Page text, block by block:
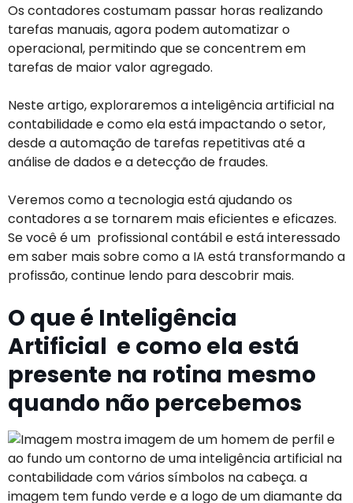
Os contadores costumam passar horas realizando
tarefas manuais, agora podem automatizar o
operacional, permitindo que se concentrem em
tarefas de maior valor agregado.
Neste artigo, exploraremos a inteligência artificial na
contabilidade e como ela está impactando o setor,
desde a automação de tarefas repetitivas até a
análise de dados e a detecção de fraudes.
Veremos como a tecnologia está ajudando os
contadores a se tornarem mais eficientes e eficazes.
Se você é um profissional contábil e está interessado
em saber mais sobre como a IA está transformando a
profissão, continue lendo para descobrir mais.
O que é Inteligência
Artificial e como ela está
presente na rotina mesmo
quando não percebemos